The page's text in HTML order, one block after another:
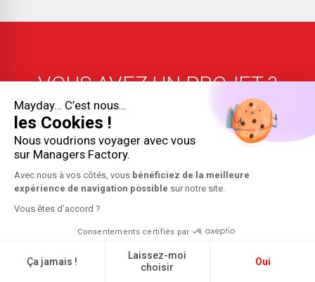
VOUS AVEZ UN PROJET ?
UNE URGENCE ? UNE
QUESTION ?
Nous écrire
Mayday… C’est nous…
les Cookies !
Nous voudrions voyager avec vous
sur Managers Factory.
Avec nous à vos côtés, vous bénéficiez de la meilleure
expérience de navigation possible sur notre site.
Vous êtes d’accord ?
Consentements certifiés par
Ça jamais !
Laissez-moi
choisir
Oui